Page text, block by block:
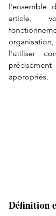
l'ensemble
article,
l'utiliser
appropriés.
Définition